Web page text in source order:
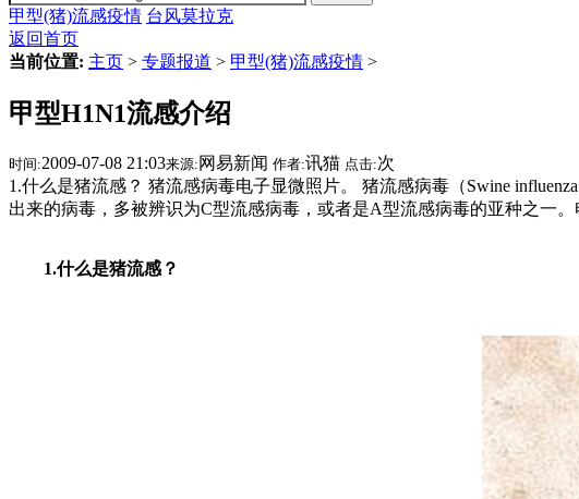
甲型(猪)流感疫情 台风莫拉克
返回首页
当前位置: 主页 > 专题报道 > 甲型(猪)流感疫情 >
甲型H1N1流感介绍
时间:2009-07-08 21:03来源: 网易新闻 作者:讯猫 点击:次
1.什么是猪流感？ 猪流感病毒电子显微照片。 猪流感病毒（Swine
出来的病毒，多被辨识为C型流感病毒，或者是A型流感病毒的亚种之一。
1.什么是猪流感？